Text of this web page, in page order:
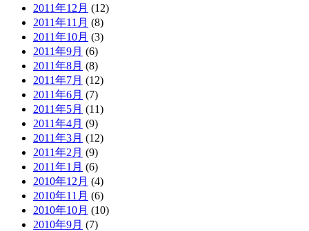
2011年12月 (12)
2011年11月 (8)
2011年10月 (3)
2011年9月 (6)
2011年8月 (8)
2011年7月 (12)
2011年6月 (7)
2011年5月 (11)
2011年4月 (9)
2011年3月 (12)
2011年2月 (9)
2011年1月 (6)
2010年12月 (4)
2010年11月 (6)
2010年10月 (10)
2010年9月 (7)